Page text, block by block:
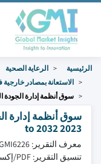
الرئيسية الرعاية الصحية
الاستعانة بمصادر خارجية
سوق أنظمة إدارة الجودة
سوق أنظمة إدارة
2023 to 2032
معرف التقرير: GMI6226
تنسيق التقرير: PDF/إكسل/لوحة التحكم/منصة